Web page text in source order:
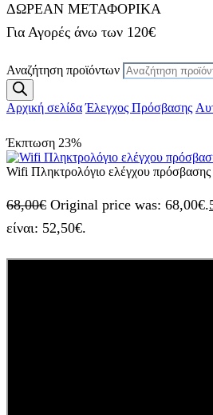
ΔΩΡΕΑΝ ΜΕΤΑΦΟΡΙΚΑ
Για Αγορές άνω των 120€
Αναζήτηση προϊόντων
Αρχική σελίδα Έλεγχος Πρόσβασης
Έκπτωση 23%
Wifi Πληκτρολόγιο ελέγχου
68,00€ Original price was: 68,00€.
είναι: 52,50€.